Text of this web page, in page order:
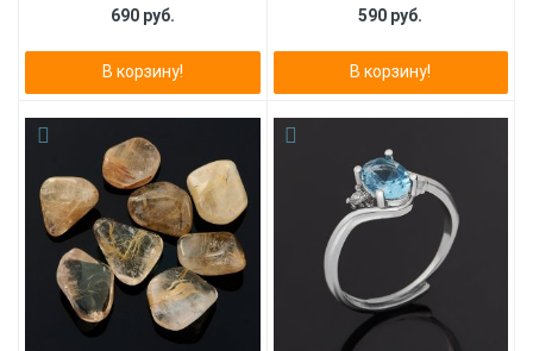
690 руб.
В корзину!
590 руб.
В корзину!